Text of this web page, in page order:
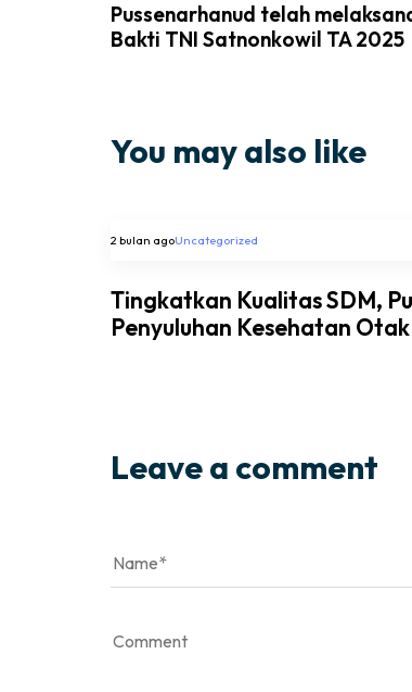
Pussenarhanud telah
Bakti TNI Satnonkowil TA 2025
You may also like
2 bulan agoUncategorized
Tingkatkan Kualitas SDM,
Penyuluhan Kesehatan
Leave a comment